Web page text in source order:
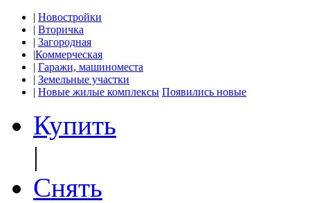
| Новостройки
| Вторичка
| Загородная
|Коммерческая
| Гаражи, машиноместа
| Земельные участки
| Новые жилые комплексы Появились новые
Купить
|
Снять